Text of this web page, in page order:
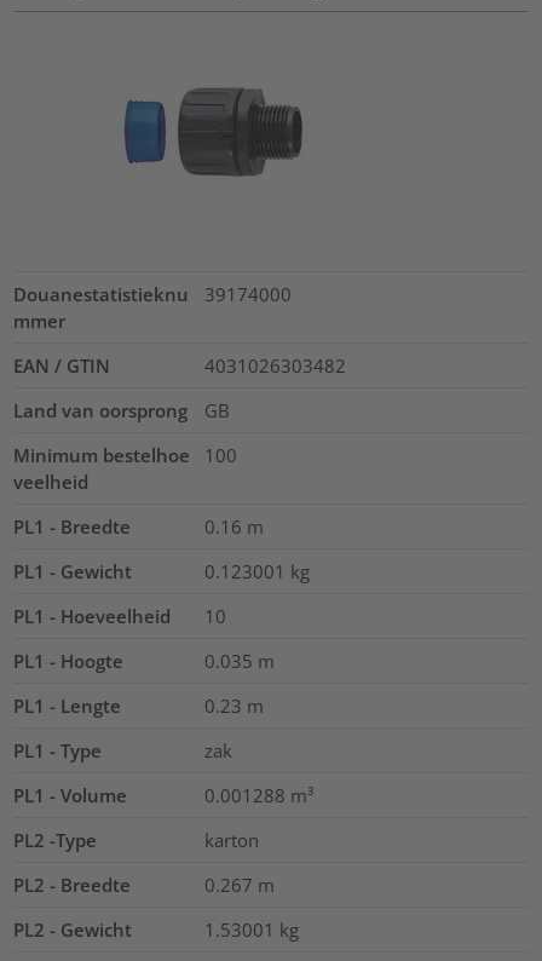
Douanestatistieknu
mmer
39174000
EAN / GTIN
4031026303482
Land van oorsprong
GB
Minimum bestelhoe
veelheid
100
PL1 - Breedte 0.16 m
PL1 - Gewicht
0.123001 kg
PL1 - Hoeveelheid
10
PL1 - Hoogte
0.035 m
PL1 - Lengte
0.23 m
PL1 - Type
zak
PL1 - Volume
0.001288 m³
PL2 -Type
karton
PL2 - Breedte
0.267 m
PL2 - Gewicht
1.53001 kg